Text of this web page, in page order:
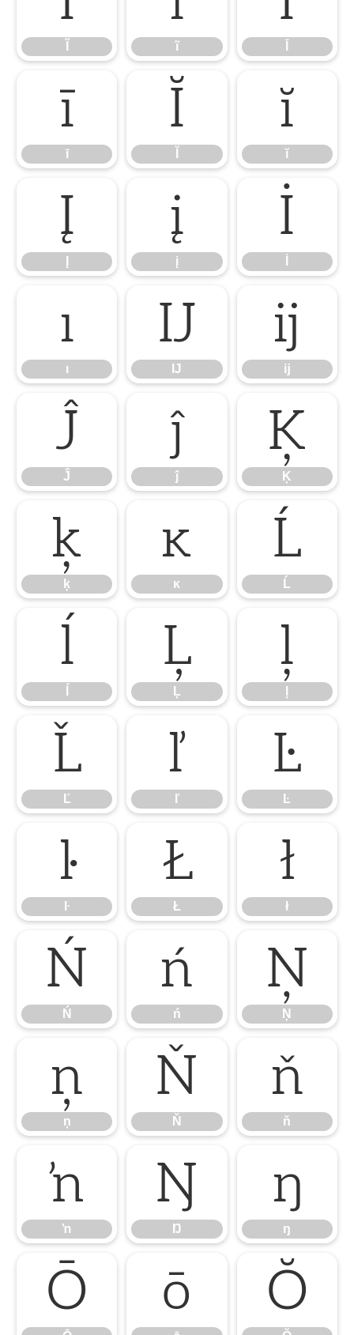
ĩ
ī
ī
Ĭ ĭ
ĭ
Į į
į
İ
ı
ı
Ĳ
Ĳ
ĳ
ĳ
Ĵ
Ĵ
ĵ
ĵ
Ķ
Ķ
ķ
ķ
ĸ
ĸ
Ĺ
Ĺ
ĺ Ļ
Ļ
ļ
Ľ
Ľ
ľ
ľ
Ŀ
Ŀ
ŀ
ŀ
Ł
Ł
ł
ł
Ń
Ń
ń
ń
Ņ
Ņ
ņ
ņ
Ň
Ň
ň
ň
ŉ
ŉ
Ŋ
Ŋ
ŋ
ŋ
Ō ō Ŏ